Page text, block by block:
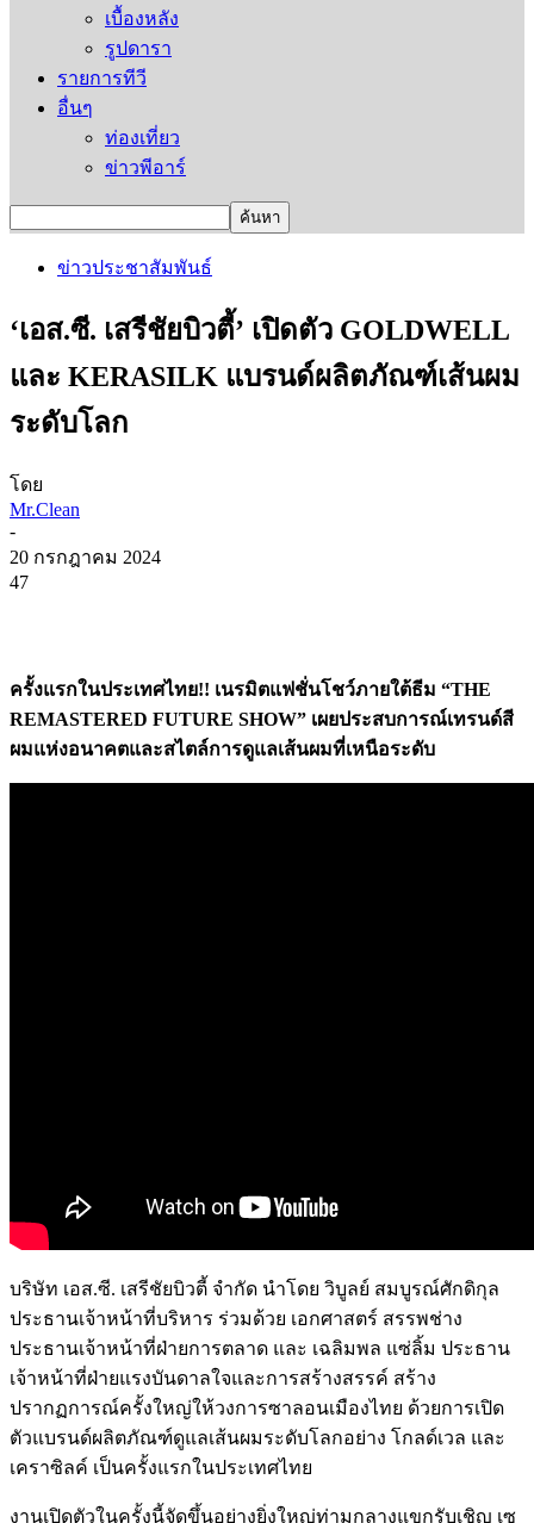
เบื้องหลัง
รูปดารา
รายการทีวี
อื่นๆ
ท่องเที่ยว
ข่าวพีอาร์
ข่าวประชาสัมพันธ์
‘เอส.ซี. เสรีชัยบิวตี้’ เปิดตัว GOLDWELL
และ KERASILK แบรนด์ผลิตภัณฑ์เส้นผม
ระดับโลก
โดย
Mr.Clean
-
20 กรกฎาคม 2024
47
ครั้งแรกในประเทศไทย!! เนรมิตแฟชั่นโชว์ภายใต้ธีม “THE
REMASTERED FUTURE SHOW” เผยประสบการณ์เทรนด์สี
ผมแห่งอนาคตและสไตล์การดูแลเส้นผมที่เหนือระดับ
บริษัท เอส.ซี. เสรีชัยบิวตี้ จำกัด นำโดย วิบูลย์ สมบูรณ์ศักดิกุล
ประธานเจ้าหน้าที่บริหาร ร่วมด้วย เอกศาสตร์ สรรพช่าง
ประธานเจ้าหน้าที่ฝ่ายการตลาด และ เฉลิมพล แซ่ลิ้ม ประธาน
เจ้าหน้าที่ฝ่ายแรงบันดาลใจและการสร้างสรรค์ สร้าง
ปรากฏการณ์ครั้งใหญ่ให้วงการซาลอนเมืองไทย ด้วยการเปิด
ตัวแบรนด์ผลิตภัณฑ์ดูแลเส้นผมระดับโลกอย่าง โกลด์เวล และ
เคราซิลค์ เป็นครั้งแรกในประเทศไทย
งานเปิดตัวในครั้งนี้จัดขึ้นอย่างยิ่งใหญ่ท่ามกลางแขกรับเชิญ เซ